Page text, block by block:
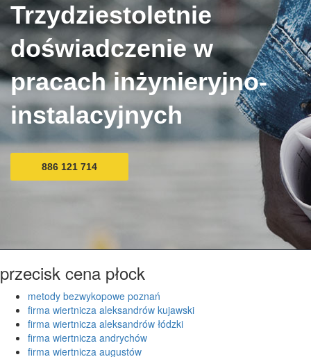
Trzydziestoletnie
doświadczenie w
pracach inżynieryjno-
instalacyjnych
886 121 714
przecisk cena płock
metody bezwykopowe poznań
firma wiertnicza aleksandrów kujawski
firma wiertnicza aleksandrów łódzki
firma wiertnicza andrychów
firma wiertnicza augustów